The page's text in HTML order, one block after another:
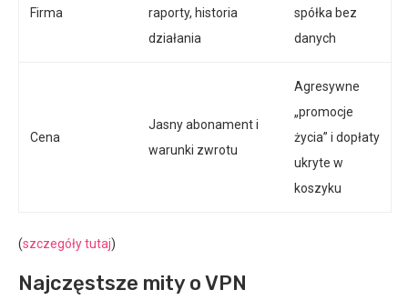
Firma
raporty, historia
działania
spółka bez
danych
Cena
Jasny abonament i
warunki zwrotu
Agresywne
„promocje
życia” i dopłaty
ukryte w
koszyku
(szczegóły tutaj)
Najczęstsze mity o VPN